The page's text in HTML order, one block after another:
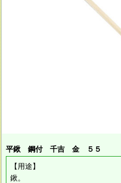
平鍬 鋼付 千吉 金 ５５
【用途】
鍬。